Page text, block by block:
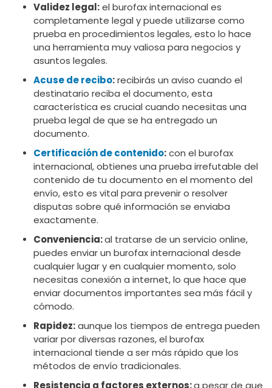
Validez legal:el burofax internacional es
completamente legal y puede utilizarse como
prueba en procedimientos legales, esto lo hace
una herramienta muy valiosa para negocios y
asuntos legales.
Acuse de recibo:recibirás un aviso cuando el
destinatario reciba el documento, esta
característica es crucial cuando necesitas una
prueba legal de que se ha entregado un
documento.
Certificación de contenido:con el burofax
internacional, obtienes una prueba irrefutable del
contenido de tu documento en el momento del
envío, esto es vital para prevenir o resolver
disputas sobre qué información se enviaba
exactamente.
Conveniencia:al tratarse de un servicio online,
puedes enviar un burofax internacional desde
cualquier lugar y en cualquier momento, solo
necesitas conexión a internet, lo que hace que
enviar documentos importantes sea más fácil y
cómodo.
Rapidez:aunque los tiempos de entrega pueden
variar por diversas razones, el burofax
internacional tiende a ser más rápido que los
métodos de envío tradicionales.
Resistencia a factores externos:a pesar de que